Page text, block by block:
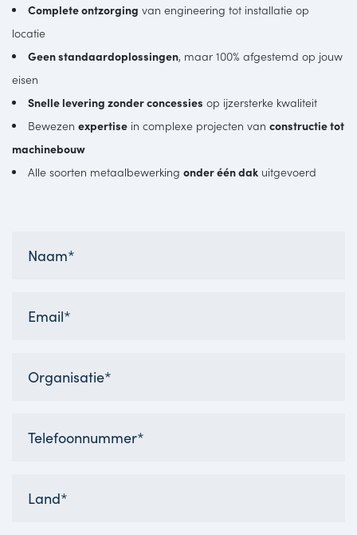
Complete ontzorging van engineering tot installatie op
locatie
Geen standaardoplossingen, maar 100% afgestemd op jouw
eisen
Snelle levering zonder concessies op ijzersterke kwaliteit
Bewezen expertise in complexe projecten van constructie tot
machinebouw
Alle soorten metaalbewerking onder één dak uitgevoerd